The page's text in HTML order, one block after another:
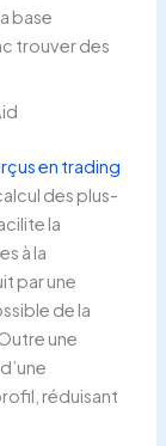
base
trouver des
en trading
des plus-
la
à la
par une
de la
une
réduisant